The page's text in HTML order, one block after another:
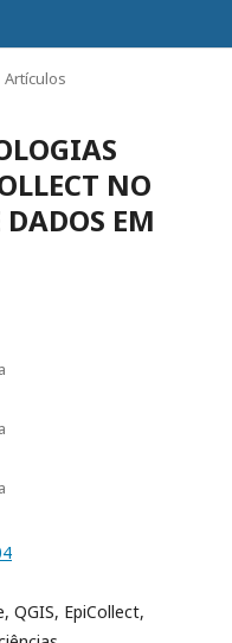
Artículos
NO
EM
QGIS, EpiCollect,